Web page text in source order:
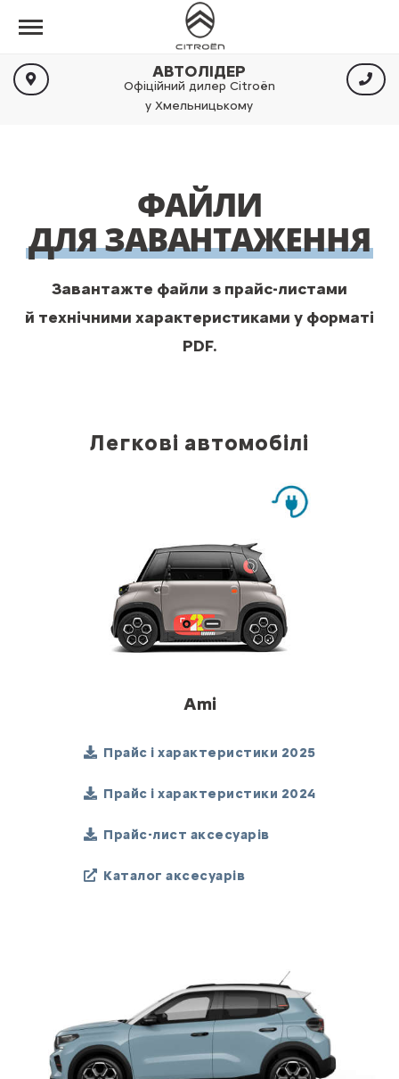
АВТОЛІДЕР
Офіційний дилер Citroën
у Хмельницькому
ФАЙЛИ
ДЛЯ ЗАВАНТАЖЕННЯ
Завантажте файли з прайс-листами
й технічними характеристиками у форматі
PDF.
Легкові автомобілі
Ami
Прайс і характеристики 2025
Прайс і характеристики 2024
Прайс-лист аксесуарів
Каталог аксесуарів